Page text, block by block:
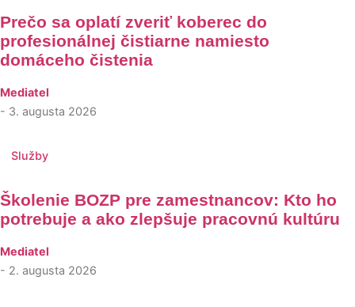
Prečo sa oplatí zveriť koberec do
profesionálnej čistiarne namiesto
domáceho čistenia
Mediatel
- 3. augusta 2026
Služby
Školenie BOZP pre zamestnancov: Kto ho
potrebuje a ako zlepšuje pracovnú kultúru
Mediatel
- 2. augusta 2026